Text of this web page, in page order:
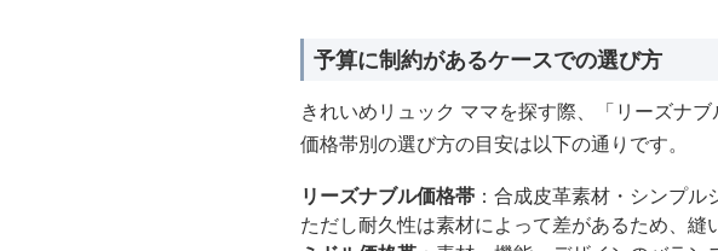
予算に制約があるケースでの選び方
きれいめリュック ママを探す際、「リーズナ
価格帯別の選び方の目安は以下の通りです。
リーズナブル価格帯 ：合成皮革素材・シンプ
ただし耐久性は素材によって差があるため、縫